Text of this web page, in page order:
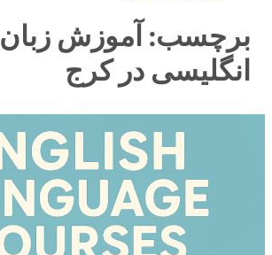
برچسب: آموزش زبان
انگلیسی در کرج